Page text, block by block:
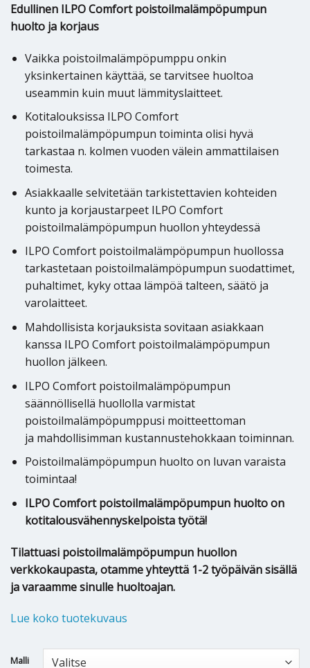
Edullinen ILPO Comfort poistoilmalämpöpumpun
huolto ja korjaus
Vaikka poistoilmalämpöpumppu onkin
yksinkertainen käyttää, se tarvitsee huoltoa
useammin kuin muut lämmityslaitteet.
Kotitalouksissa ILPO Comfort
poistoilmalämpöpumpun toiminta olisi hyvä
tarkastaa n. kolmen vuoden välein ammattilaisen
toimesta.
Asiakkaalle selvitetään tarkistettavien kohteiden
kunto ja korjaustarpeet ILPO Comfort
poistoilmalämpöpumpun huollon yhteydessä
ILPO Comfort poistoilmalämpöpumpun huollossa
tarkastetaan poistoilmalämpöpumpun suodattimet,
puhaltimet, kyky ottaa lämpöä talteen, säätö ja
varolaitteet.
Mahdollisista korjauksista sovitaan asiakkaan
kanssa ILPO Comfort poistoilmalämpöpumpun
huollon jälkeen.
ILPO Comfort poistoilmalämpöpumpun
säännöllisellä huollolla varmistat
poistoilmalämpöpumppusi moitteettoman
ja mahdollisimman kustannustehokkaan toiminnan.
Poistoilmalämpöpumpun huolto on luvan varaista
toimintaa!
ILPO Comfort poistoilmalämpöpumpun huolto on
kotitalousvähennyskelpoista työtä!
Tilattuasi poistoilmalämpöpumpun huollon
verkkokaupasta, otamme yhteyttä 1-2 työpäivän sisällä
ja varaamme sinulle huoltoajan.
Lue koko tuotekuvaus
Malli
Alternative: